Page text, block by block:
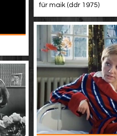
für maik (ddr 1975)